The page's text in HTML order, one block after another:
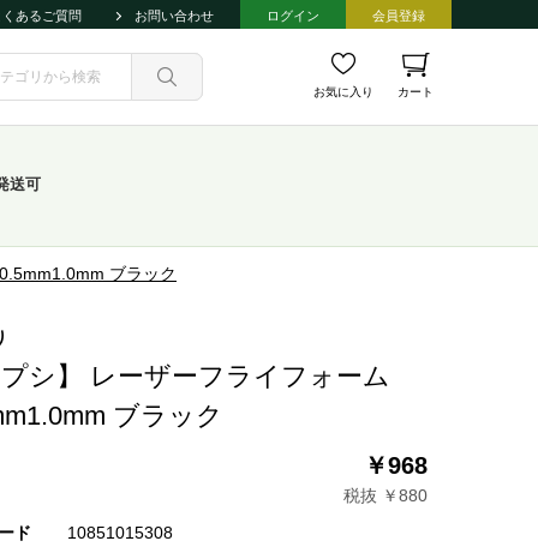
くあるご質問 お問い合わせ ログイン 会員登録
お気に入り カート
送可
ブラック
プシ】 レーザーフライフォーム
ブラック
￥968
税抜 ￥880
ド
10851015308